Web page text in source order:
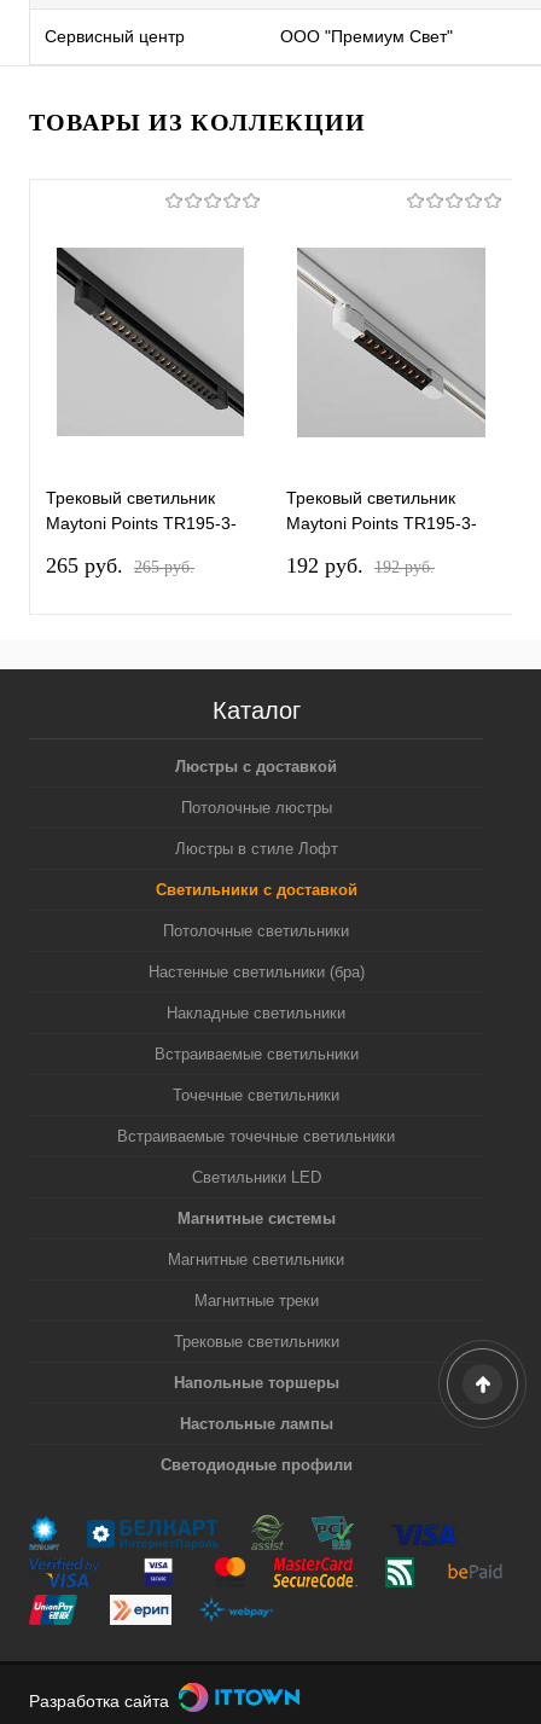
Сервисный центр ООО "Премиум Свет"
ТОВАРЫ ИЗ КОЛЛЕКЦИИ
Трековый светильник
Maytoni Points TR195-3-
265 pуб. 265 pуб.
Трековый светильник
Maytoni Points TR195-3-
192 pуб. 192 pуб.
Каталог
Люстры с доставкой
Потолочные люстры
Люстры в стиле Лофт
Светильники с доставкой
Потолочные светильники
Настенные светильники (бра)
Накладные светильники
Встраиваемые светильники
Точечные светильники
Встраиваемые точечные светильники
Светильники LED
Магнитные системы
Магнитные светильники
Магнитные треки
Трековые светильники
Напольные торшеры
Настольные лампы
Светодиодные профили
Разработка сайта